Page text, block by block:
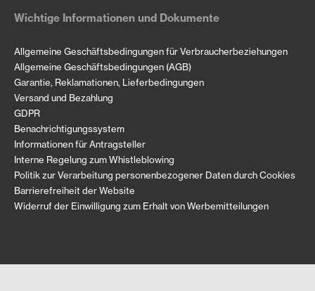
Wichtige Informationen und Dokumente
Allgemeine Geschäftsbedingungen für Verbraucherbeziehungen
Allgemeine Geschäftsbedingungen (AGB)
Garantie, Reklamationen, Lieferbedingungen
Versand und Bezahlung
GDPR
Benachrichtigungssystem
Informationen für Antragsteller
Interne Regelung zum Whistleblowing
Politik zur Verarbeitung personenbezogener Daten durch Cookies
Barrierefreiheit der Website
Widerruf der Einwilligung zum Erhalt von Werbemitteilungen